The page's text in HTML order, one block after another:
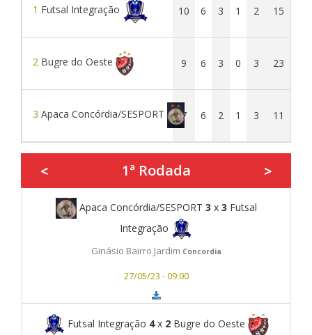
1 Futsal Integração 10 6 3 1 2 15
2 Bugre do Oeste 9 6 3 0 3 23
3 Apaca Concórdia/SESPORT 7 6 2 1 3 11
< 1ª Rodada >
Apaca Concórdia/SESPORT 3 x 3 Futsal
Integração
Ginásio Bairro Jardim Concordia
27/05/23 - 09:00
Futsal Integração 4x 2Bugre do Oeste